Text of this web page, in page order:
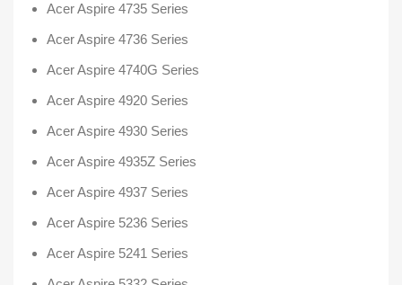
Acer Aspire 4735 Series
Acer Aspire 4736 Series
Acer Aspire 4740G Series
Acer Aspire 4920 Series
Acer Aspire 4930 Series
Acer Aspire 4935Z Series
Acer Aspire 4937 Series
Acer Aspire 5236 Series
Acer Aspire 5241 Series